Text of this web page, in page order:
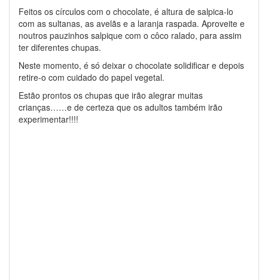
Feitos os círculos com o chocolate, é altura de salpica-lo
com as sultanas, as avelãs e a laranja raspada. Aproveite e
noutros pauzinhos salpique com o côco ralado, para assim
ter diferentes chupas.
Neste momento, é só deixar o chocolate solidificar e depois
retire-o com cuidado do papel vegetal.
Estão prontos os chupas que irão alegrar muitas
crianças……e de certeza que os adultos também irão
experimentar!!!!